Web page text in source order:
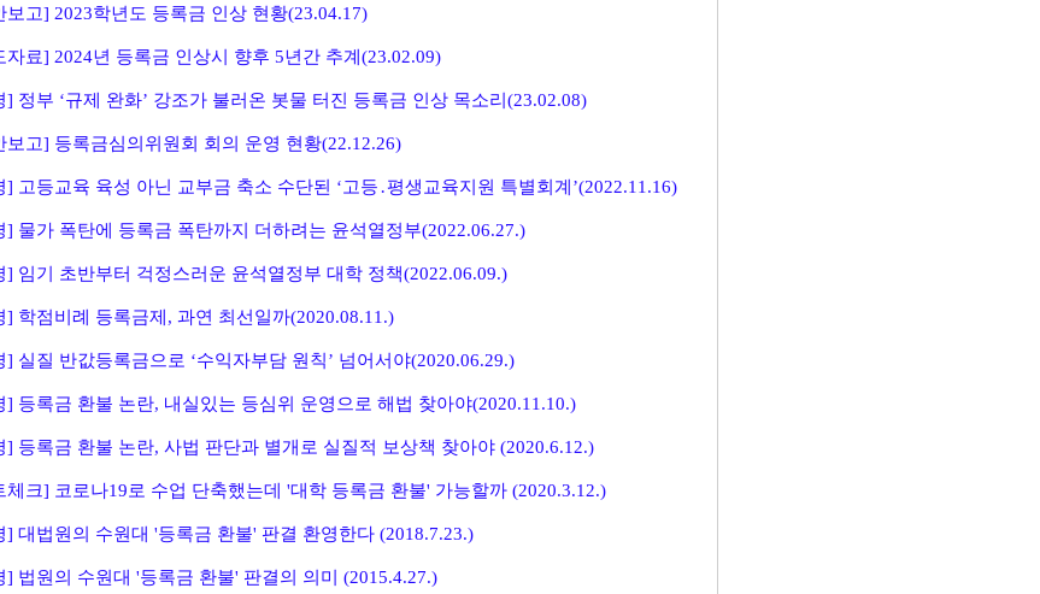
보고] 2023학년도 등록금 인상 현황(23.04.17)
자료] 2024년 등록금 인상시 향후 5년간 추계(23.02.09)
] 정부 ‘규제 완화’ 강조가 불러온 봇물 터진 등록금 인상 목소리(23.02.08)
보고] 등록금심의위원회 회의 운영 현황(22.12.26)
] 고등교육 육성 아닌 교부금 축소 수단된 ‘고등․평생교육지원 특별회계’(2022.11.16)
] 물가 폭탄에 등록금 폭탄까지 더하려는 윤석열정부(2022.06.27.)
] 임기 초반부터 걱정스러운 윤석열정부 대학 정책(2022.06.09.)
] 학점비례 등록금제, 과연 최선일까(2020.08.11.)
] 실질 반값등록금으로 ‘수익자부담 원칙’ 넘어서야(2020.06.29.)
] 등록금 환불 논란, 내실있는 등심위 운영으로 해법 찾아야(2020.11.10.)
] 등록금 환불 논란, 사법 판단과 별개로 실질적 보상책 찾아야 (2020.6.12.)
체크] 코로나19로 수업 단축했는데 '대학 등록금 환불' 가능할까 (2020.3.12.)
] 대법원의 수원대 '등록금 환불' 판결 환영한다 (2018.7.23.)
] 법원의 수원대 '등록금 환불' 판결의 의미 (2015.4.27.)